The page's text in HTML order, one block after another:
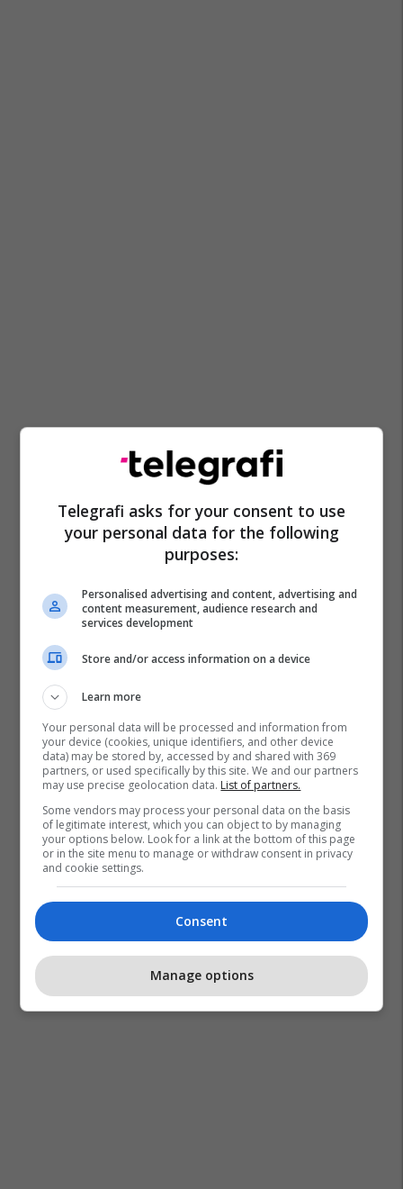
Telegrafi asks for your consent to use
your personal data for the following
purposes:
Personalised advertising and content, advertising and
content measurement, audience research and
services development
Store and/or access information on a device
Learn more
Your personal data will be processed and information from
your device (cookies, unique identifiers, and other device
data) may be stored by, accessed by and shared with 369
partners, or used specifically by this site. We and our partners
may use precise geolocation data. List of partners.
Some vendors may process your personal data on the basis
of legitimate interest, which you can object to by managing
your options below. Look for a link at the bottom of this page
or in the site menu to manage or withdraw consent in privacy
and cookie settings.
Consent
Manage options